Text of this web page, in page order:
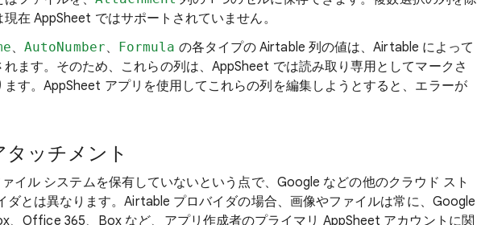
在 AppSheet ではサポートされていません。
、AutoNumber、 Formula の各タイプの Airtable 列の値は、Airtable によって
れます。そのため、これらの列は、AppSheet では読み取り専用としてマークさ
す。AppSheet アプリを使用してこれらの列を編集しようとすると、エラーが
ッチメント
イル システムを保有していないという点で、Google などの他のクラウド スト
ダとは異なります。Airtable プロバイダの場合、画像やファイルは常に、Google
、Office 365、Box など、アプリ作成者のプライマリ AppSheet アカウントに関